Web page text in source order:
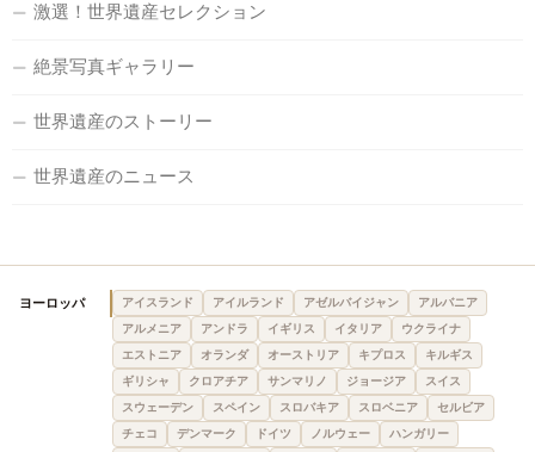
激選！世界遺産セレクション
絶景写真ギャラリー
世界遺産のストーリー
世界遺産のニュース
ヨーロッパ アイスランド アイルランド アゼルバイジャン
アルバニア
アルメニア
アンドラ イギリス イタリア
ウクライナ
エストニア
オランダ オーストリア キプロス
キルギス
ギリシャ
クロアチア サンマリノ ジョージア
スイス
スウェーデン
スペイン スロバキア スロベニア
セルビア
チェコ
デンマーク ドイツ ノルウェー
ハンガリー